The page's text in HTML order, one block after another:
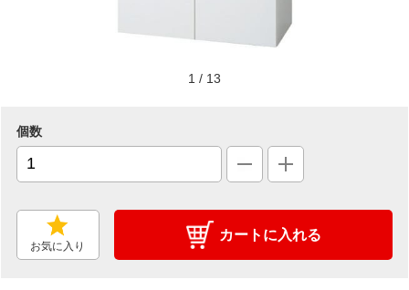
1 / 13
個数
お気に入り
カートに入れる